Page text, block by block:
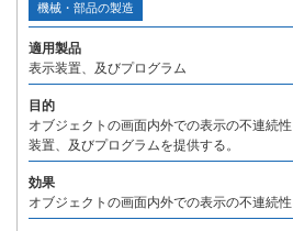
機械・部品の製造
適用製品
表示装置、及びプログラム
目的
オブジェクトの画面内外での表示の不連続
装置、及びプログラムを提供する。
効果
オブジェクトの画面内外での表示の不連続